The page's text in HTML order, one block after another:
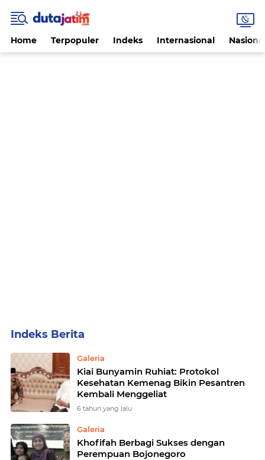
Home Terpopuler Indeks Internasional
Galeria
Kiai Bunyamin Ruhiat: Protokol
Kesehatan Kemenag Bikin Pesantren
Kembali Menggeliat
6 tahun yang lalu
Galeria
Khofifah Berbagi Sukses dengan
Perempuan Bojonegoro